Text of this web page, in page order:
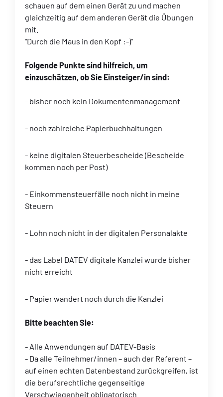
schauen auf dem einen Gerät zu und machen
gleichzeitig auf dem anderen Gerät die Übungen
mit.
"Durch die Maus in den Kopf :-)"
Folgende Punkte sind hilfreich, um
einzuschätzen, ob Sie Einsteiger/in sind:
- bisher noch kein Dokumentenmanagement
- noch zahlreiche Papierbuchhaltungen
- keine digitalen Steuerbescheide (Bescheide
kommen noch per Post)
- Einkommensteuerfälle noch nicht in meine
Steuern
- Lohn noch nicht in der digitalen Personalakte
- das Label DATEV digitale Kanzlei wurde bisher
nicht erreicht
- Papier wandert noch durch die Kanzlei
Bitte beachten Sie:
- Alle Anwendungen auf DATEV-Basis
- Da alle Teilnehmer/innen – auch der Referent –
auf einen echten Datenbestand zurückgreifen, ist
die berufsrechtliche gegenseitige
Verschwiegenheit obligatorisch.